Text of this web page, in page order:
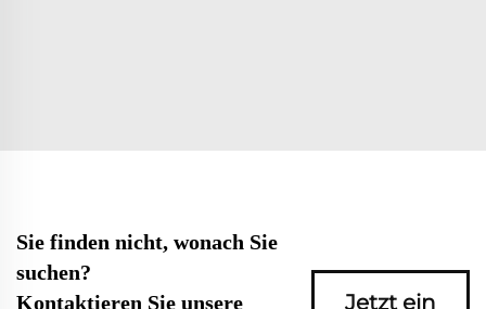
Sie finden nicht, wonach Sie
suchen?
Kontaktieren Sie unsere
Jetzt ein